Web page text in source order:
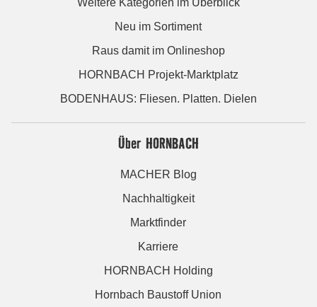
Weitere Kategorien im Überblick
Neu im Sortiment
Raus damit im Onlineshop
HORNBACH Projekt-Marktplatz
BODENHAUS: Fliesen. Platten. Dielen
Über HORNBACH
MACHER Blog
Nachhaltigkeit
Marktfinder
Karriere
HORNBACH Holding
Hornbach Baustoff Union